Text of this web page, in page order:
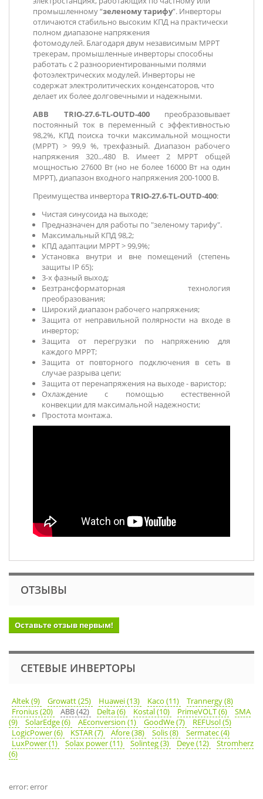
промышленному “зеленому тарифу”. Инверторы
отличаются стабильно высоким КПД на практически
полном диапазоне напряжения
фотомодулей. Благодаря двум независимым MPPT
трекерам, промышленные инверторы способны
работать с 2 разноориентированными полями
фотоэлектрических модулей. Инверторы не
содержат электролитических конденсаторов, что
делает их более долговечными и надежными.
ABB TRIO-27.6-TL-OUTD-400 преобразовывает
постоянный ток в переменный с эффективностью
98,2%, КПД поиска точки максимальной мощности
(MPPT) > 99,9 %, трехфазный. Диапазон рабочего
напряжения 320...480 В. Имеет 2 MPPT общей
мощностью 27600 Вт (но не более 16000 Вт на один
МРРТ), диапазон входного напряжения 200-1000 В.
Преимущества инвертораTRIO-27.6-TL-OUTD-400:
Чистая синусоида на выходе;
Предназначен для работы по "зеленому тарифу".
Максимальный КПД 98,2;
КПД адаптации MPPТ > 99,9%;
Установка внутри и вне помещений (степень
защиты IP 65);
3-х фазный выход;
Безтрансформаторная технология
преобразования;
Широкий диапазон рабочего напряжения;
Защита от неправильной полярности на входе в
инвертор;
Защита от перегрузки по напряжению для
каждого MPPT;
Защита от повторного подключения в сеть в
случае разрыва цепи;
Защита от перенапряжения на выходе - варистор;
Охлаждение с помощью естественной
конвекции для максимальной надежности;
Простота монтажа.
ОТЗЫВЫ
Оставьте отзыв первым!
СЕТЕВЫЕ ИНВЕРТОРЫ
Altek (9) Growatt (25) Huawei (13) Kaco (11)
Trannergy (8)
Fronius (20)
ABB (42) Delta (6) Kostal (10) PrimeVOLT (6)
SMA
(9)
SolarEdge (6) AEconversion (1) GoodWe (7)
REFUsol (5)
LogicPower (6)
KSTAR (7) Afore (38) Solis (8)
Sermatec (4)
LuxPower (1)
Solax power (11) Solinteg (3) Deye (12)
Stromherz
(6)
error: error